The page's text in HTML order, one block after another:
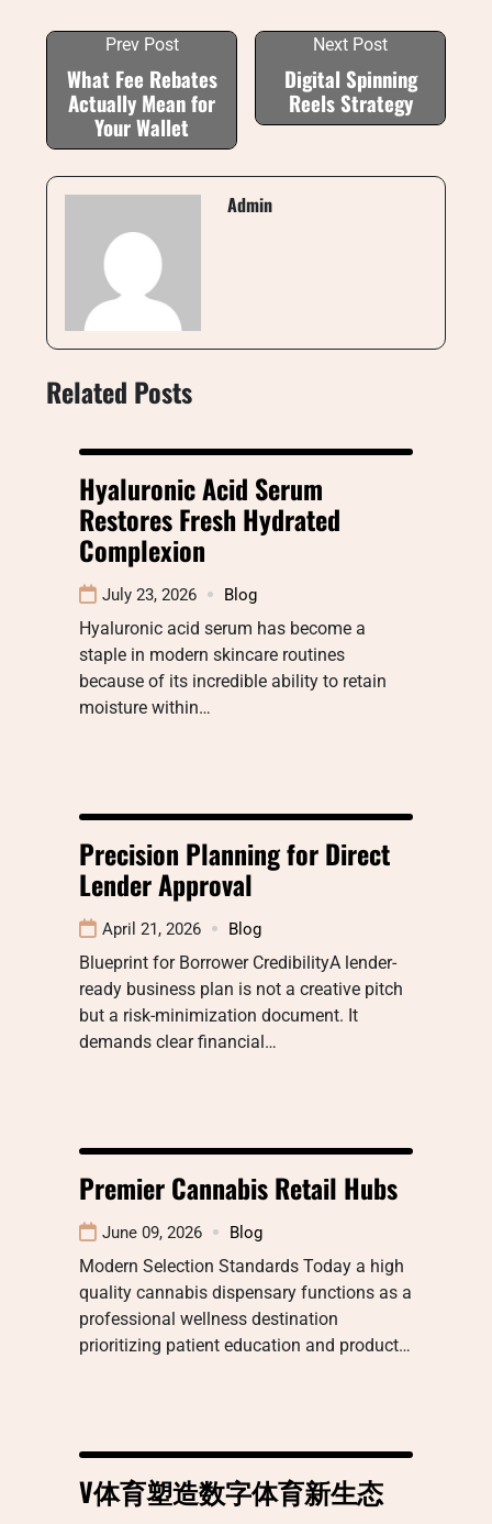
Prev Post
What Fee Rebates
Actually Mean for
Your Wallet
Next Post
Digital Spinning
Reels Strategy
Admin
Related Posts
Hyaluronic Acid Serum
Restores Fresh Hydrated
Complexion
July 23, 2026 Blog
Hyaluronic acid serum has become a
staple in modern skincare routines
because of its incredible ability to retain
moisture within…
Precision Planning for Direct
Lender Approval
April 21, 2026 Blog
Blueprint for Borrower CredibilityA lender-
ready business plan is not a creative pitch
but a risk-minimization document. It
demands clear financial…
Premier Cannabis Retail Hubs
June 09, 2026 Blog
Modern Selection Standards Today a high
quality cannabis dispensary functions as a
professional wellness destination
prioritizing patient education and product…
V体育塑造数字体育新生态